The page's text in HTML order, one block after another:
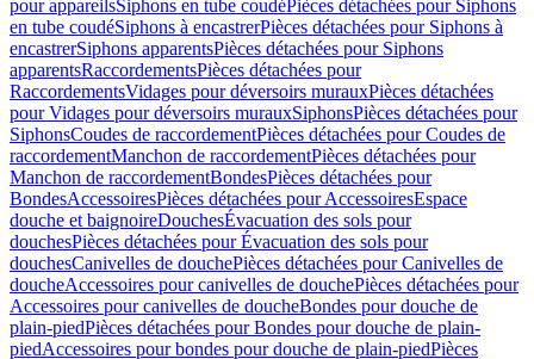
pour appareilsSiphons en tube coudéPièces détachées pour Siphons
en tube coudéSiphons à encastrerPièces détachées pour Siphons à
encastrerSiphons apparentsPièces détachées pour Siphons
apparentsRaccordementsPièces détachées pour
RaccordementsVidages pour déversoirs murauxPièces détachées
pour Vidages pour déversoirs murauxSiphonsPièces détachées pour
SiphonsCoudes de raccordementPièces détachées pour Coudes de
raccordementManchon de raccordementPièces détachées pour
Manchon de raccordementBondesPièces détachées pour
BondesAccessoiresPièces détachées pour AccessoiresEspace
douche et baignoireDouchesÉvacuation des sols pour
douchesPièces détachées pour Évacuation des sols pour
douchesCanivelles de douchePièces détachées pour Canivelles de
doucheAccessoires pour canivelles de douchePièces détachées pour
Accessoires pour canivelles de doucheBondes pour douche de
plain-piedPièces détachées pour Bondes pour douche de plain-
piedAccessoires pour bondes pour douche de plain-piedPièces